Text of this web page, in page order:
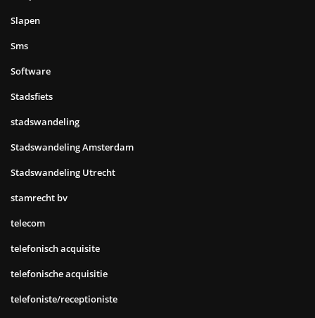
Slapen
Sms
Software
Stadsfiets
stadswandeling
Stadswandeling Amsterdam
Stadswandeling Utrecht
stamrecht bv
telecom
telefonisch acquisite
telefonische acquisitie
telefoniste/receptioniste